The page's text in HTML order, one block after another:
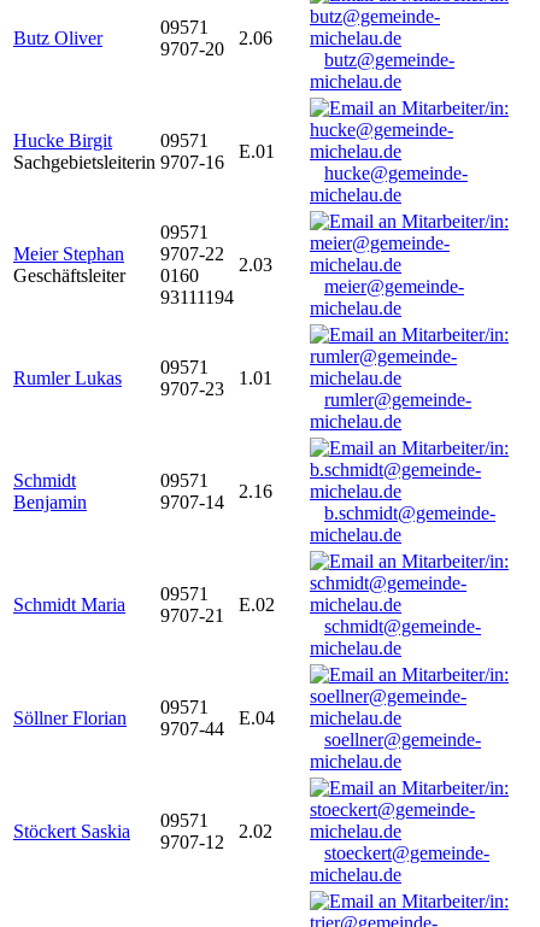
Butz Oliver
09571
9707-20
2.06
butz@gemeinde-
michelau.de
Hucke Birgit
Sachgebietsleiterin
09571
9707-16
E.01
hucke@gemeinde-
michelau.de
Meier Stephan
Geschäftsleiter
09571
9707-22
0160
93111194
2.03
meier@gemeinde-
michelau.de
Rumler Lukas
09571
9707-23
1.01
rumler@gemeinde-
michelau.de
Schmidt
Benjamin
09571
9707-14
2.16
b.schmidt@gemeinde-
michelau.de
Schmidt Maria
09571
9707-21
E.02
schmidt@gemeinde-
michelau.de
Söllner Florian
09571
9707-44
E.04
soellner@gemeinde-
michelau.de
Stöckert Saskia
09571
9707-12
2.02
stoeckert@gemeinde-
michelau.de